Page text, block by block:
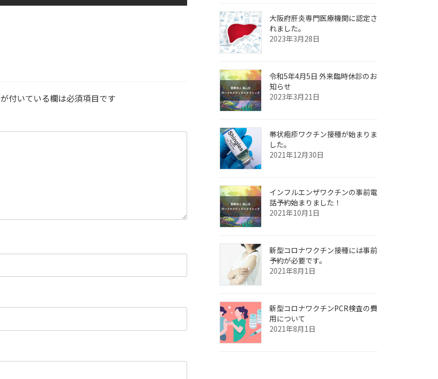
が付いている欄は必須項目です
大阪府肝炎専門医療機関に認定さ
れました。
2023年3月28日
令和5年4月5日 外来臨時休診のお
知らせ
2023年3月21日
帯状疱疹ワクチン接種が始まりま
した。
2021年12月30日
インフルエンザワクチンの事前電
話予約始まりました！
2021年10月1日
新型コロナワクチン接種には事前
予約が必要です。
2021年8月1日
新型コロナワクチンPCR検査の費
用について
2021年8月1日